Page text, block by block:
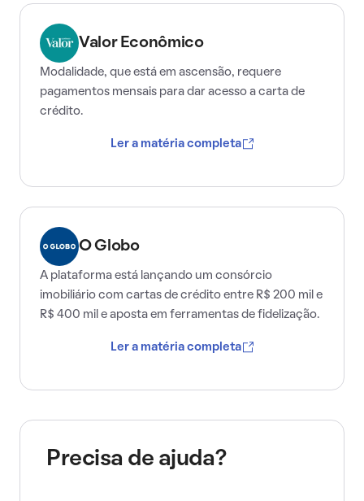
Valor Econômico
Modalidade, que está em ascensão, requere
pagamentos mensais para dar acesso a carta de
crédito.
Ler a matéria completa
O Globo
A plataforma está lançando um consórcio
imobiliário com cartas de crédito entre R$ 200 mil e
R$ 400 mil e aposta em ferramentas de fidelização.
Ler a matéria completa
Precisa de ajuda?